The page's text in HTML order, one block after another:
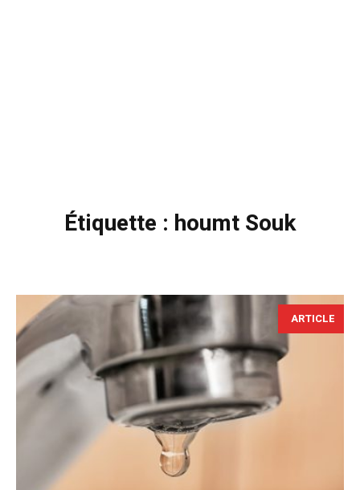
Étiquette : houmt Souk
ARTICLE